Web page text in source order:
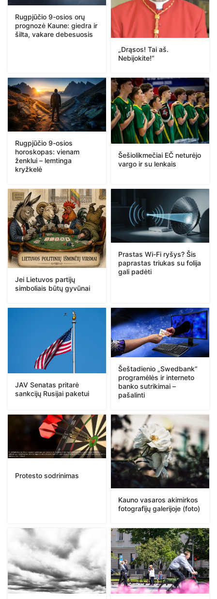
Rugpjūčio 9-osios orų
prognozė Kaune: giedra ir
šilta, vakare debesuosis
„Drąsos! Tai aš.
Nebijokite!“
Rugpjūčio 9-osios
horoskopas: vienam
ženklui – lemtinga
kryžkelė
Šešiolikmečiai EČ neturėjo
vargo ir su lenkais
Jei Lietuvos partijų
simboliais būtų gyvūnai
Prastas Wi-Fi ryšys? Šis
paprastas triukas su folija
gali padėti
JAV Senatas pritarė
sankcijų Rusijai paketui
Šeštadienio „Swedbank“
programėlės ir interneto
banko sutrikimai –
pašalinti
Protesto sodrinimas
Kauno vasaros akimirkos
fotografijų galerijoje (foto)